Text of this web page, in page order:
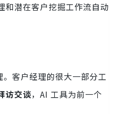
和潜在客户挖掘工作流自动
客户经理的很大一部分工
访交谈，AI 工具为前一个